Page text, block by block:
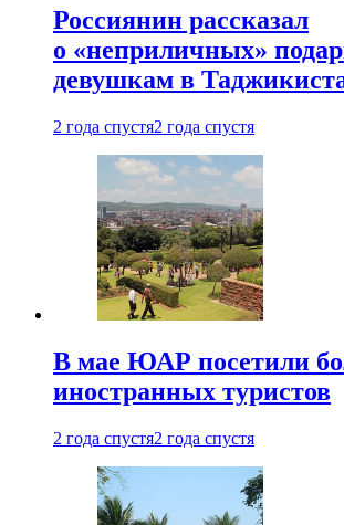
Россиянин рассказал
о «неприличных»
девушкам в
2 года спустя2 года спустя
В мае ЮАР посетили
иностранных туристов
2 года спустя2 года спустя